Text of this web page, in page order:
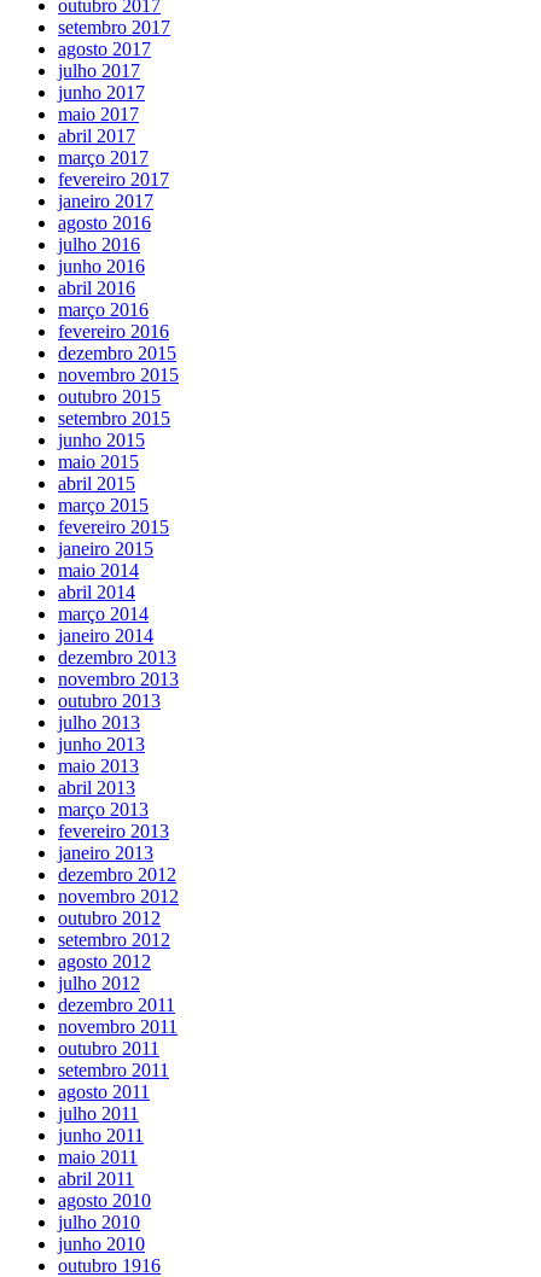
outubro 2017
setembro 2017
agosto 2017
julho 2017
junho 2017
maio 2017
abril 2017
março 2017
fevereiro 2017
janeiro 2017
agosto 2016
julho 2016
junho 2016
abril 2016
março 2016
fevereiro 2016
dezembro 2015
novembro 2015
outubro 2015
setembro 2015
junho 2015
maio 2015
abril 2015
março 2015
fevereiro 2015
janeiro 2015
maio 2014
abril 2014
março 2014
janeiro 2014
dezembro 2013
novembro 2013
outubro 2013
julho 2013
junho 2013
maio 2013
abril 2013
março 2013
fevereiro 2013
janeiro 2013
dezembro 2012
novembro 2012
outubro 2012
setembro 2012
agosto 2012
julho 2012
dezembro 2011
novembro 2011
outubro 2011
setembro 2011
agosto 2011
julho 2011
junho 2011
maio 2011
abril 2011
agosto 2010
julho 2010
junho 2010
outubro 1916